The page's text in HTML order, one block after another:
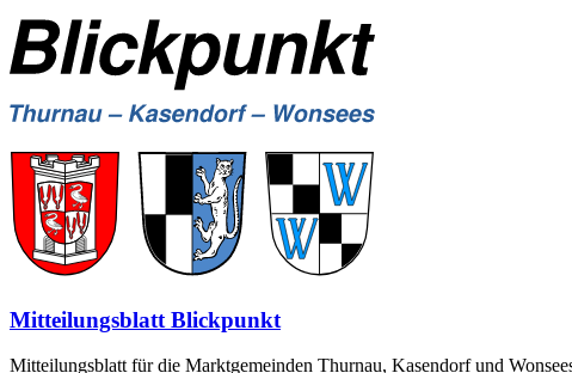
Mitteilungsblatt Blickpunkt
Mitteilungsblatt für die Marktgemeinden Thurnau, Kasendorf und